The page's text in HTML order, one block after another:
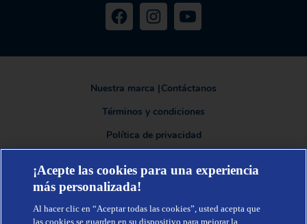
Nuestra marca |Contáctanos
Términos y condiciones
Política de privacidad
TENA®, una marca de Essity - una compañía global líder en higiene y
nuestros productos, servicios y soluciones. Nuestro propósito es romper
barreras por el bienestar en beneficio de consumidores, pacientes,
¡Acepte las cookies para una experiencia
más personalizada!
Al hacer clic en “Aceptar todas las cookies”, usted acepta que
las cookies se guarden en su dispositivo para mejorar la